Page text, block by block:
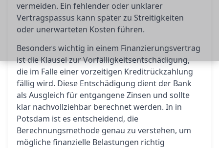
vermeiden. Ein fehlender oder unklarer
Vertragspassus kann später zu Streitigkeiten
oder unerwarteten Kosten führen.
Besonders wichtig in einem Finanzierungsvertrag
ist die Klausel zur Vorfälligkeitsentschädigung,
die im Falle einer vorzeitigen Kreditrückzahlung
fällig wird. Diese Entschädigung dient der Bank
als Ausgleich für entgangene Zinsen und sollte
klar nachvollziehbar berechnet werden. In in
Potsdam ist es entscheidend, die
Berechnungsmethode genau zu verstehen, um
mögliche finanzielle Belastungen richtig